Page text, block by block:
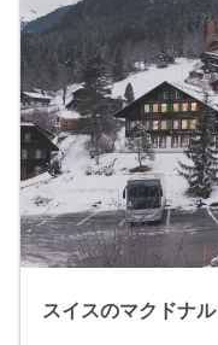
スイスのマクドナ